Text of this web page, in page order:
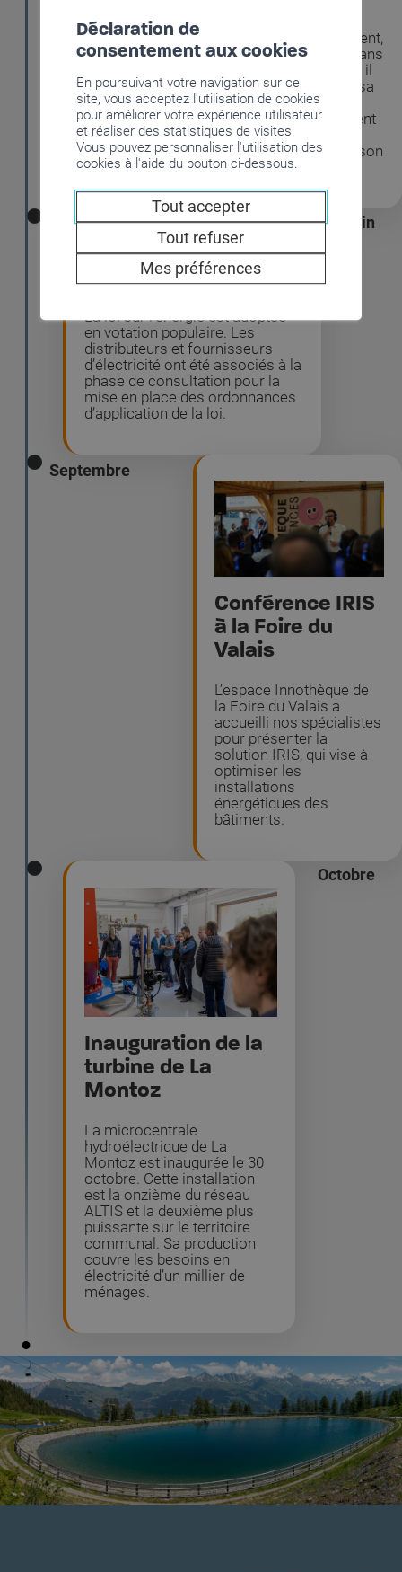
Directeur de l’approvisionnement,
Pierre-Alain Troillet a baigné dans
l’univers de l’électricité, auquel il
a consacré plus de 35 ans de sa
vie. La société tient à le
remercier pour son engagement
ainsi que pour tout le travail
accompli. Il est remplacé par son
adjoint, Michel Mittaz.
Juin
Évolution du cadre
législatif
La loi sur l’énergie est adoptée
en votation populaire. Les
distributeurs et fournisseurs
d’électricité ont été associés à la
phase de consultation pour la
mise en place des ordonnances
d’application de la loi.
Septembre
Conférence IRIS
à la Foire du
Valais
L’espace Innothèque de
la Foire du Valais a
accueilli nos spécialistes
pour présenter la
solution IRIS, qui vise à
optimiser les
installations
énergétiques des
bâtiments.
Octobre
Inauguration de la
turbine de La
Montoz
La microcentrale
hydroélectrique de La
Montoz est inaugurée le 30
octobre. Cette installation
est la onzième du réseau
ALTIS et la deuxième plus
puissante sur le territoire
communal. Sa production
couvre les besoins en
électricité d’un millier de
ménages.
Déclaration de
consentement aux cookies
En poursuivant votre navigation sur ce
site, vous acceptez l'utilisation de cookies
pour améliorer votre expérience utilisateur
et réaliser des statistiques de visites.
Vous pouvez personnaliser l'utilisation des
cookies à l'aide du bouton ci-dessous.
Tout accepter
Tout refuser
Mes préférences